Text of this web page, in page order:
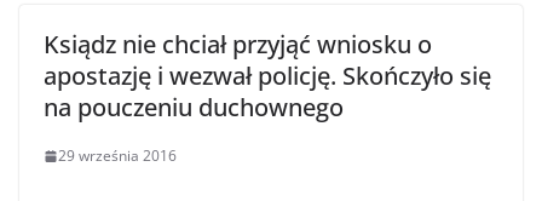
Ksiądz nie chciał przyjąć wniosku o
apostazję i wezwał policję. Skończyło się
na pouczeniu duchownego
29 września 2016